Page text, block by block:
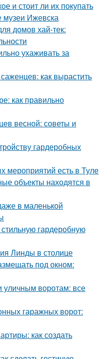
и стоит ли их покупать
музеи Ижевска
домов хай-тек:
ухаживать за
как вырастить
как правильно
весной: советы и
гардеробных
мероприятий есть в Туле
объекты находятся в
в маленькой
стильную гардеробную
Линды в столице
под окном:
воротам: все
гаражных ворот:
как создать